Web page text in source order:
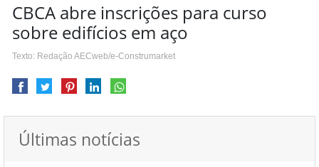
CBCA abre inscrições para curso
sobre edifícios em aço
Texto: Redação AECweb/e-Construmarket
Últimas notícias